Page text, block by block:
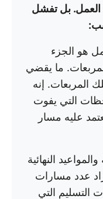
العمل. بل تفشل
هو الجزء
ما يقضي
المربعات. إنه
التي يفوت
عليه مسار
النهائية
عدد مسارات
التسليم التي